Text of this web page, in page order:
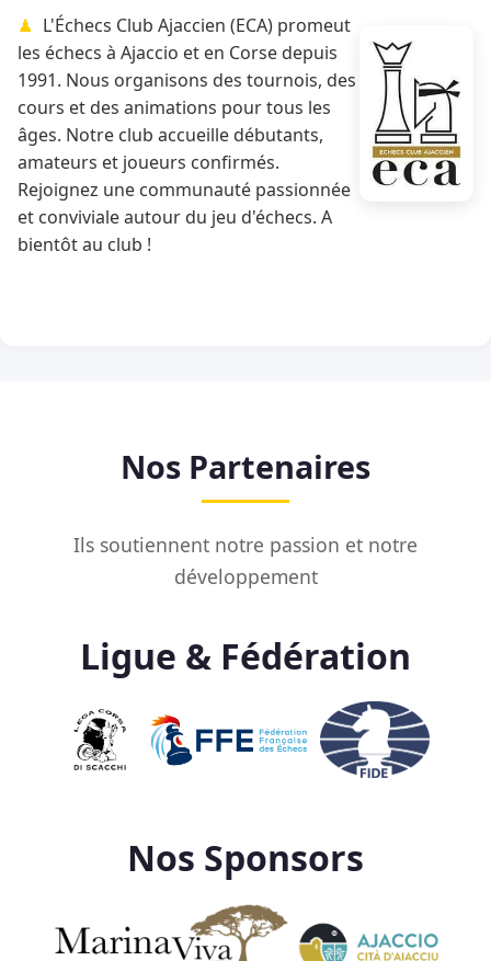
L'Échecs Club Ajaccien (ECA) promeut
les échecs à Ajaccio et en Corse depuis
1991. Nous organisons des tournois, des
cours et des animations pour tous les
âges. Notre club accueille débutants,
amateurs et joueurs confirmés.
Rejoignez une communauté passionnée
et conviviale autour du jeu d'échecs. A
bientôt au club !
Nos Partenaires
Ils soutiennent notre passion et notre
développement
Ligue & Fédération
Nos Sponsors